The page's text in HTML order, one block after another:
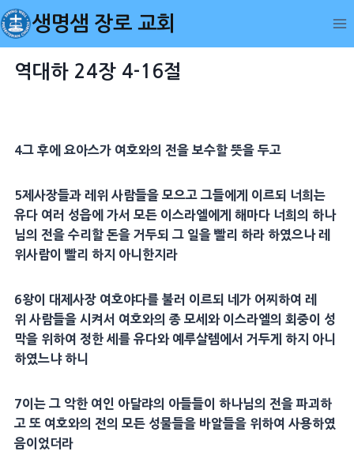
Skip
to
content
생명샘 장로 교회
역대하 24장 4-16절
4그 후에 요아스가 여호와의 전을 보수할 뜻을 두고
5제사장들과 레위 사람들을 모으고 그들에게 이르되 너희는
유다 여러 성읍에 가서 모든 이스라엘에게 해마다 너희의 하나
님의 전을 수리할 돈을 거두되 그 일을 빨리 하라 하였으나레
위 사람이 빨리 하지 아니한지라
6왕이 대제사장 여호야다를 불러 이르되 네가 어찌하여 레
위 사람들을 시켜서 여호와의 종 모세 와 이스라엘의 회중이 성
막을 위하여 정한 세를 유다와 예루살렘에서 거두게 하지 아니
하였느냐 하니
7이는 그 악한 여인 아달랴의 아들들이 하나님의 전을 파괴하
고 또 여호와의 전의 모든 성물들을 바알들을 위하여 사용하였
음이었더라